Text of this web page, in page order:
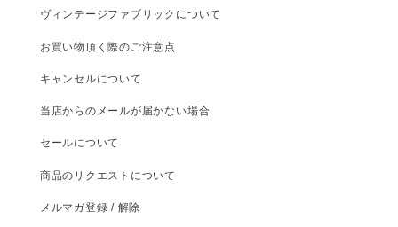
ヴィンテージファブリックについて
お買い物頂く際のご注意点
キャンセルについて
当店からのメールが届かない場合
セールについて
商品のリクエストについて
メルマガ登録 / 解除